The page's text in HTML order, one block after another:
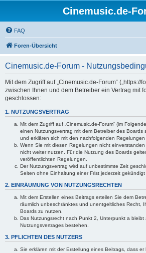
Cinemusic.de-
FAQ
Foren-Übersicht
Cinemusic.de-Forum -
Mit dem Zugriff auf „Cinemusic.de-Forum“ („https://
zwischen Ihnen und dem Betreiber ein Vertrag mit
geschlossen:
1. NUTZUNGSVERTRAG
Mit dem Zugriff auf „Cinemusic.de-Forum“ (im
einen Nutzungsvertrag mit dem Betreiber des Boards
und erklären sich mit den nachfolgenden Regelungen
Wenn Sie mit diesen Regelungen nicht
nicht weiter nutzen. Für die Nutzung des Boards
veröffentlichten Regelungen.
Der Nutzungsvertrag wird auf unbestimmte Zeit
Seiten ohne Einhaltung einer Frist jederzeit gekündigt
2. EINRÄUMUNG VON NUTZUNGSRECHTEN
Mit dem Erstellen eines Beitrags erteilen Sie dem
räumlich unbeschränktes und unentgeltliches Recht,
Boards zu nutzen.
Das Nutzungsrecht nach Punkt 2, Unterpunkt a
Nutzungsvertrages bestehen.
3. PFLICHTEN DES NUTZERS
Sie erklären mit der Erstellung eines Beitrags, dass